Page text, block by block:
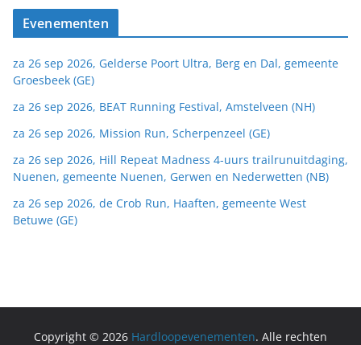
Evenementen
za 26 sep 2026, Gelderse Poort Ultra, Berg en Dal, gemeente
Groesbeek (GE)
za 26 sep 2026, BEAT Running Festival, Amstelveen (NH)
za 26 sep 2026, Mission Run, Scherpenzeel (GE)
za 26 sep 2026, Hill Repeat Madness 4-uurs trailrunuitdaging,
Nuenen, gemeente Nuenen, Gerwen en Nederwetten (NB)
za 26 sep 2026, de Crob Run, Haaften, gemeente West
Betuwe (GE)
Copyright © 2026 Hardloopevenementen. Alle rechten